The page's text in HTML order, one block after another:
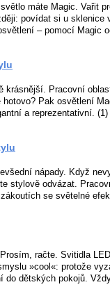
máte Magic. Vařit
povídat si u sklenice
– pomocí Magic
krásnější. Pracovní
Pak osvětlení
a reprezentativní.
nápady. Když
stylově odvázat.
se světelné
račte. Svitidla
»cool«: protože
do dětských pokojů.